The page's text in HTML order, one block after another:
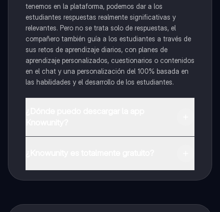
tenemos en la plataforma, podemos dar a los
estudiantes respuestas realmente significativas y
relevantes. Pero no se trata solo de respuestas, el
compañero también guía a los estudiantes a través de
sus retos de aprendizaje diarios, con planes de
aprendizaje personalizados, cuestionarios o contenidos
en el chat y una personalización del 100% basada en
las habilidades y el desarrollo de los estudiantes.